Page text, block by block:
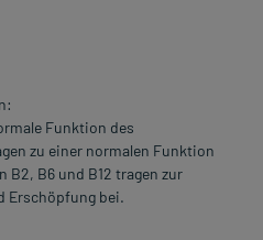
Funktion des
zu einer normalen Funktion
B2, B6 und B12 tragen zur
Erschöpfung bei.